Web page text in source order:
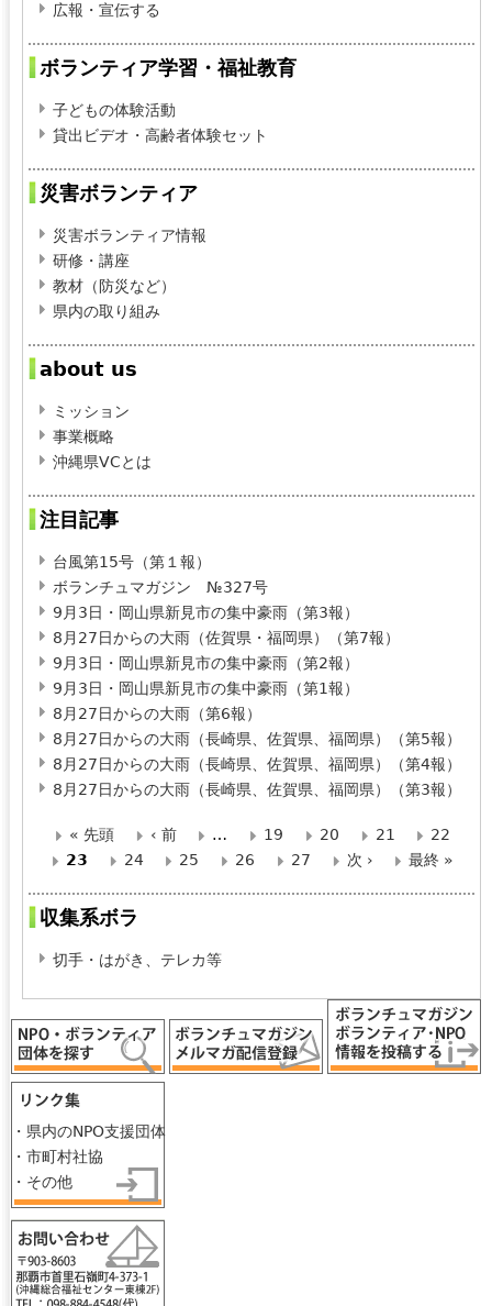
広報・宣伝する
ボランティア学習・福祉教育
子どもの体験活動
貸出ビデオ・高齢者体験セット
災害ボランティア
災害ボランティア情報
研修・講座
教材（防災など）
県内の取り組み
about us
ミッション
事業概略
沖縄県VCとは
注目記事
台風第15号（第１報）
ボランチュマガジン №327号
9月3日・岡山県新見市の集中豪雨（第3報）
8月27日からの大雨（佐賀県・福岡県）（第7報）
9月3日・岡山県新見市の集中豪雨（第2報）
9月3日・岡山県新見市の集中豪雨（第1報）
8月27日からの大雨（第6報）
8月27日からの大雨（長崎県、佐賀県、福岡県）（第5報）
8月27日からの大雨（長崎県、佐賀県、福岡県）（第4報）
8月27日からの大雨（長崎県、佐賀県、福岡県）（第3報）
ー
« 先頭 ‹ 前 … 19 20 21
22
23
24 25 26 27 次 › 最終 »
収集系ボラ
切手・はがき、テレカ等
・県内のNPO支援団体
・市町村社協
・その他